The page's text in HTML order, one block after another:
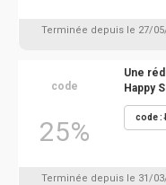
Terminée depuis le 27/
code
25%
Une
Happy
code :
Terminée depuis le 31/